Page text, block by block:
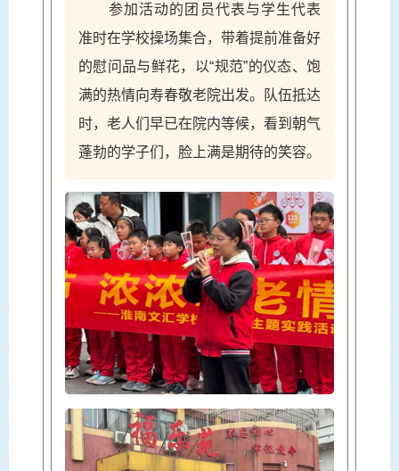
参加活动的团员代表与学生代表
准时在学校操场集合，带着提前准备好
的慰问品与鲜花，以“规范”的仪态、饱
满的热情向寿春敬老院出发。队伍抵达
时，老人们早已在院内等候，看到朝气
蓬勃的学子们，脸上满是期待的笑容。